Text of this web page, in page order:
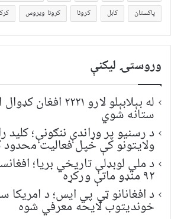
پاکستان
کابل کرونا کرونا ویروس
وروستۍ ليکنې
له بېلابېلو لارو ۲۲۲۱
ستانه شوي
د رسنیو پر وړاندې ننګونې؛ کلید
ولایتونو کې خپل فعالیت محدود
د ملي لوبډلې تاریخي بریا؛
۹۲ منډو ماتې ورکړه
د افغانانو ټي پي ایس؛ د
خونديتوب لایحه معرفي شوه